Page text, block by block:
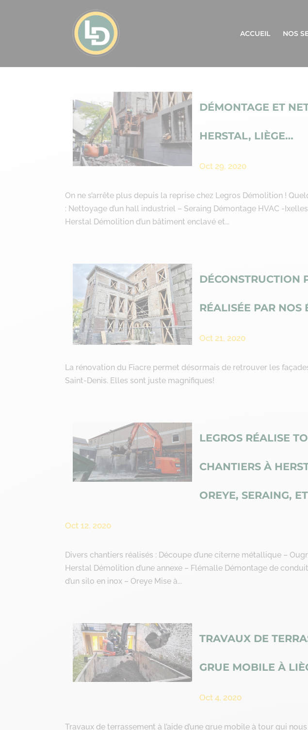
ACCUEIL NOS
DÉMONTAGE ET
HERSTAL, LIÈGE…
Oct 29, 2020
On ne s’arrête plus depuis la reprise chez Legros Démolition !
: Nettoyage d’un hall industriel – Seraing Démontage HVAC -
Herstal Démolition d’un bâtiment enclavé et...
DÉCONSTRUCTION
RÉALISÉE PAR NOS
Oct 21, 2020
La rénovation du Fiacre permet désormais de retrouver les
Saint-Denis. Elles sont juste magnifiques!
LEGROS RÉALISE
CHANTIERS À
OREYE, SERAING,
Oct 12, 2020
Divers chantiers réalisés : Découpe d’une citerne métallique –
Herstal Démolition d’une annexe – Flémalle Démontage de
d’un silo en inox – Oreye Mise à...
TRAVAUX DE
GRUE MOBILE À
Oct 4, 2020
Travaux de terrassement à l’aide d’une grue mobile à tour qui